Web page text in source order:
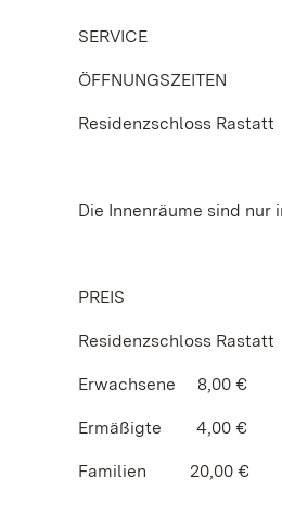
SERVICE
ÖFFNUNGSZEITEN
Residenzschloss
Die Innenräume sind
PREIS
Residenzschloss Rastatt
Erwachsene 8,00 €
Ermäßigte 4,00 €
Familien 20,00 €